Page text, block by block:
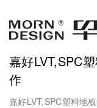
嘉好LVT,SPC
作
嘉好LVT,SPC塑料地